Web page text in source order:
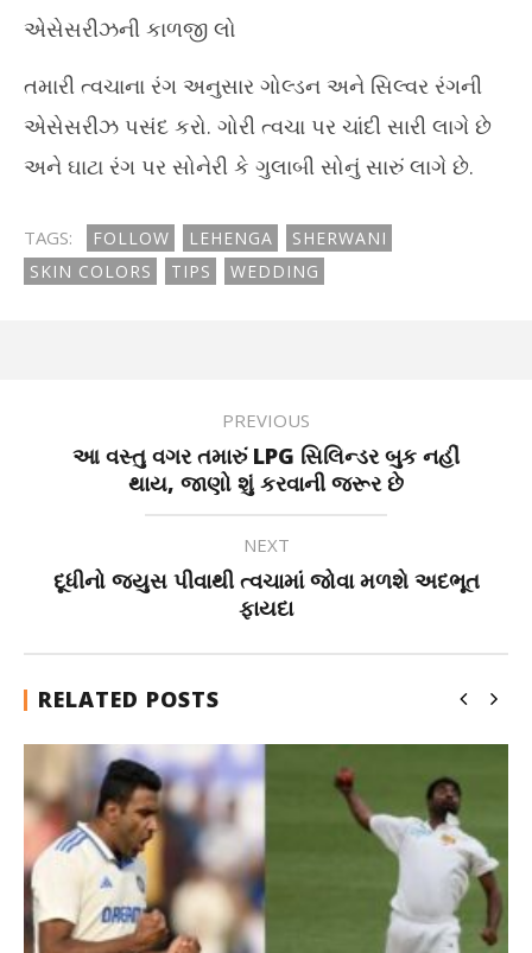
એસેસરીઝની કાળજી લો
તમારી ત્વચાના રંગ અનુસાર ગોલ્ડન અને સિલ્વર રંગની
એસેસરીઝ પસંદ કરો. ગોરી ત્વચા પર ચાંદી સારી લાગે છે
અને ઘાટા રંગ પર સોનેરી કે ગુલાબી સોનું સારું લાગે છે.
TAGS: FOLLOW LEHENGA
SHERWANI
SKIN COLORS
TIPS WEDDING
PREVIOUS
આ વસ્તુ વગર તમારું LPG સિલિન્ડર બુક નહીં
થાય, જાણો શું કરવાની જરૂર છે
NEXT
દૂધીનો જ્યુસ પીવાથી ત્વચામાં જોવા મળશે અદભૂત
ફાયદા
RELATED POSTS